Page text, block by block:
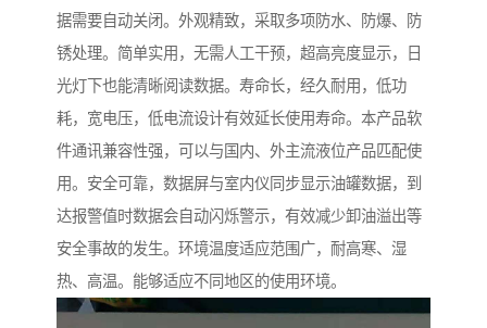
据需要自动关闭。外观精致，采取多项防水、防爆、防
锈处理。简单实用，无需人工干预，超高亮度显示，日
光灯下也能清晰阅读数据。寿命长，经久耐用，低功
耗，宽电压，低电流设计有效延长使用寿命。本产品软
件通讯兼容性强，可以与国内、外主流液位产品匹配使
用。安全可靠，数据屏与室内仪同步显示油罐数据，到
达报警值时数据会自动闪烁警示，有效减少卸油溢出等
安全事故的发生。环境温度适应范围广，耐高寒、湿
热、高温。能够适应不同地区的使用环境。